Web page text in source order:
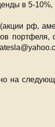
в 5-
рф,
на